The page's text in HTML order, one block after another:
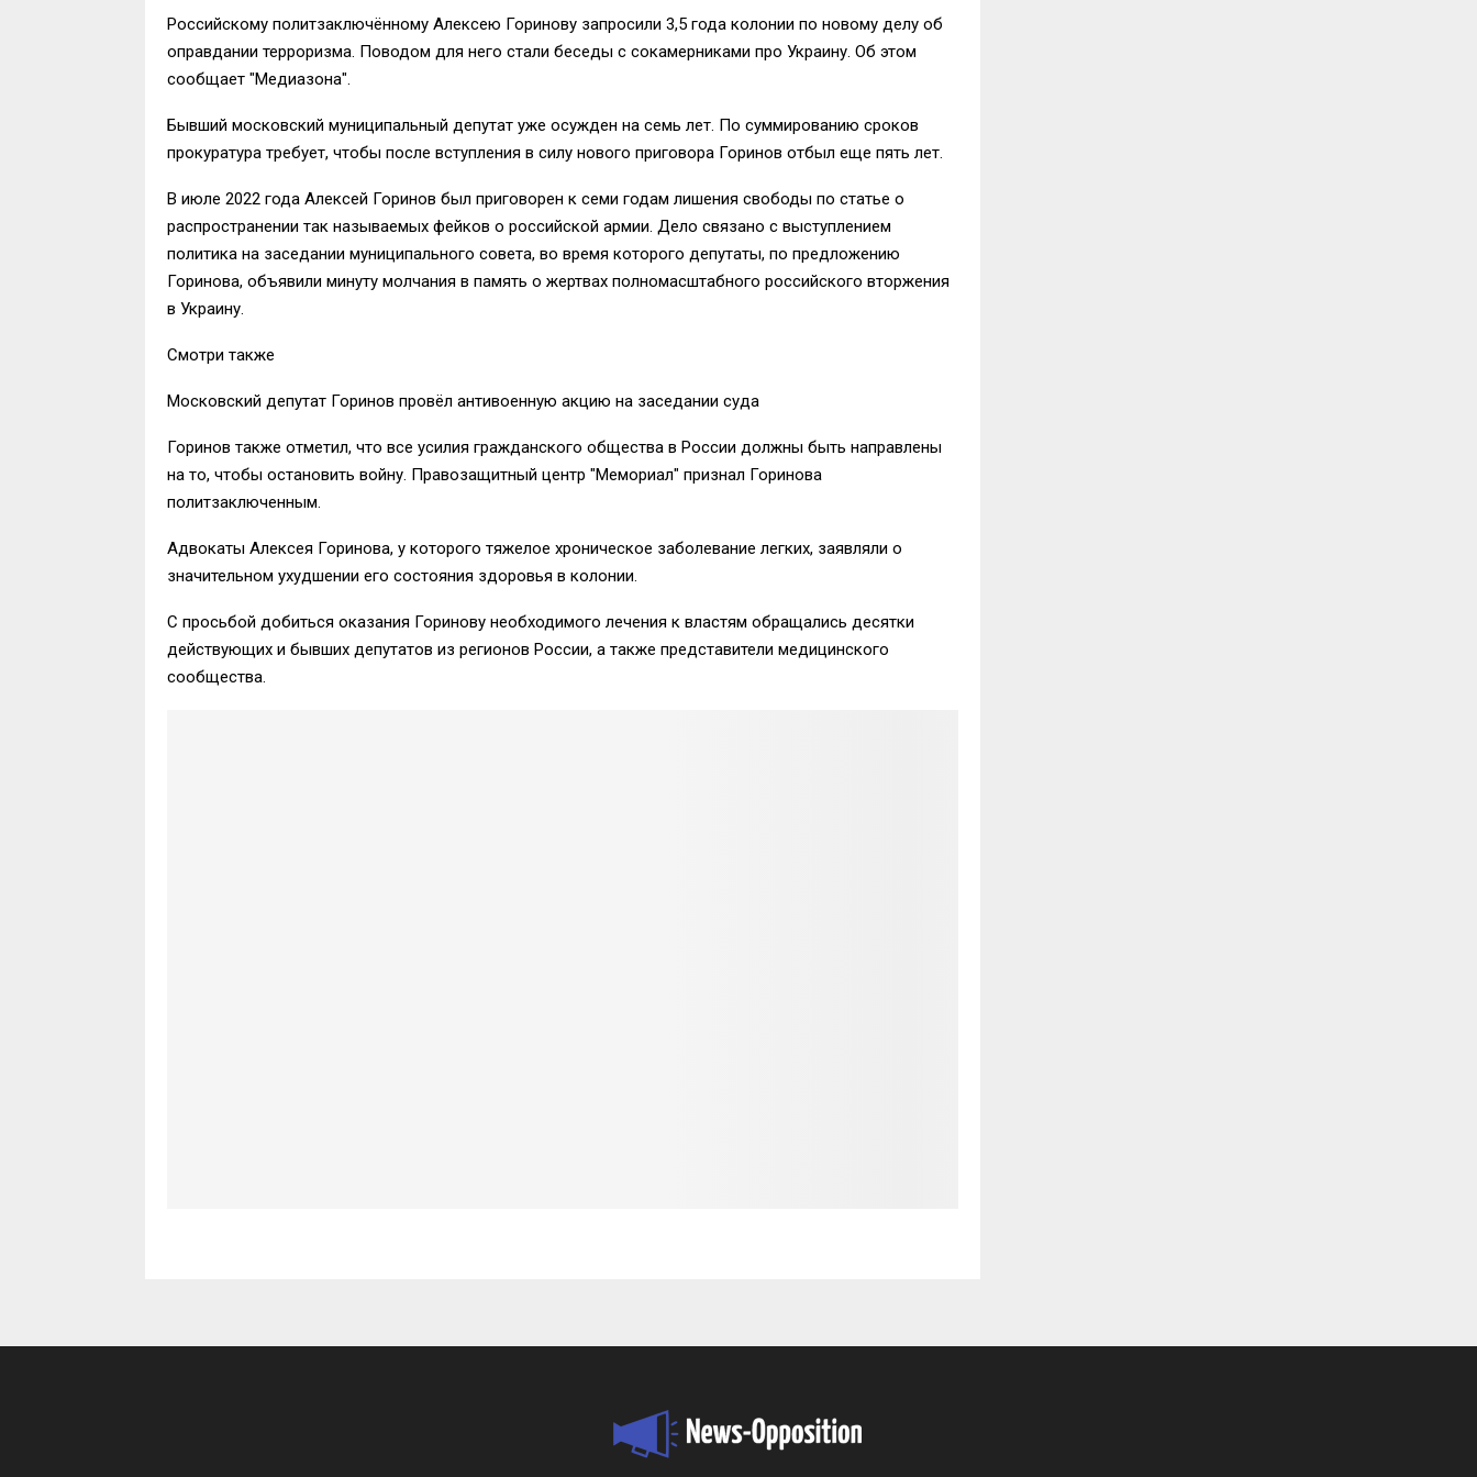
Российскому политзаключённому Алексею Горинову запросили 3,5 года колонии по новому делу об
оправдании терроризма. Поводом для него стали беседы с сокамерниками про Украину. Об этом
сообщает "Медиазона".
Бывший московский муниципальный депутат уже осужден на семь лет. По суммированию сроков
прокуратура требует, чтобы после вступления в силу нового приговора Горинов отбыл еще пять лет.
В июле 2022 года Алексей Горинов был приговорен к семи годам лишения свободы по статье о
распространении так называемых фейков о российской армии. Дело связано с выступлением
политика на заседании муниципального совета, во время которого депутаты, по предложению
Горинова, объявили минуту молчания в память о жертвах полномасштабного российского вторжения
в Украину.
Смотри также
Московский депутат Горинов провёл антивоенную акцию на заседании суда
Горинов также отметил, что все усилия гражданского общества в России должны быть направлены
на то, чтобы остановить войну. Правозащитный центр "Мемориал" признал Горинова
политзаключенным.
Адвокаты Алексея Горинова, у которого тяжелое хроническое заболевание легких, заявляли о
значительном ухудшении его состояния здоровья в колонии.
С просьбой добиться оказания Горинову необходимого лечения к властям обращались десятки
действующих и бывших депутатов из регионов России, а также представители медицинского
сообщества.